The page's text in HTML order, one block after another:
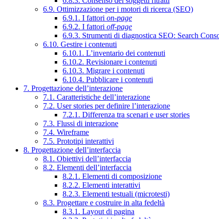
6.9. Ottimizzazione per i motori di ricerca (SEO)
6.9.1. I fattori on-page
6.9.2. I fattori off-page
6.9.3. Strumenti di diagnostica SEO: Search
6.10. Gestire i contenuti
6.10.1. L’inventario dei contenuti
6.10.2. Revisionare i contenuti
6.10.3. Migrare i contenuti
6.10.4. Pubblicare i contenuti
7. Progettazione dell’interazione
7.1. Caratteristiche dell’interazione
7.2. User stories per definire l’interazione
7.2.1. Differenza tra scenari e user stories
7.3. Flussi di interazione
7.4. Wireframe
7.5. Prototipi interattivi
8. Progettazione dell’interfaccia
8.1. Obiettivi dell’interfaccia
8.2. Elementi dell’interfaccia
8.2.1. Elementi di composizione
8.2.2. Elementi interattivi
8.2.3. Elementi testuali (microtesti)
8.3. Progettare e costruire in alta fedeltà
8.3.1. Layout di pagina